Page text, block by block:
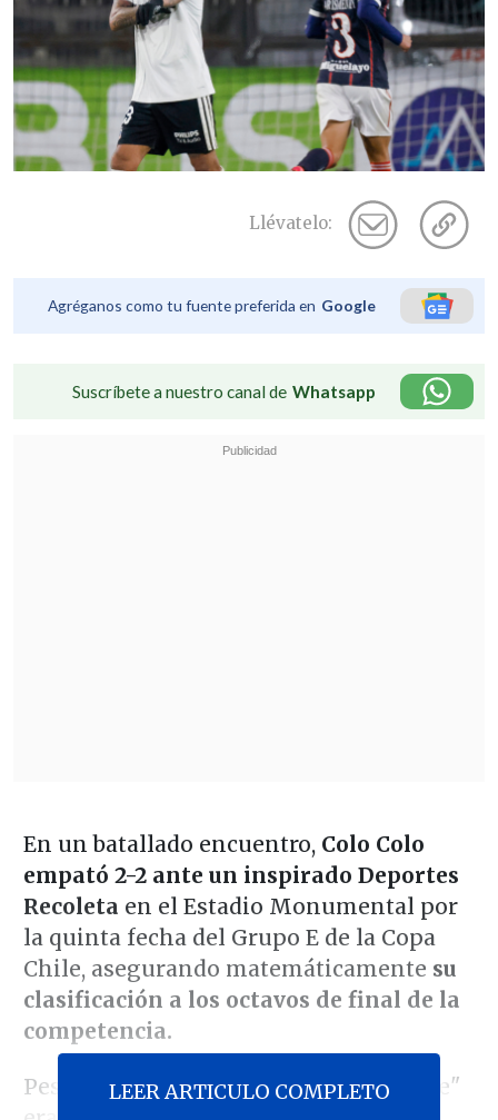
Llévatelo:
Agréganos como tu fuente preferida en Google
Suscríbete a nuestro canal de Whatsapp
En un batallado encuentro, Colo Colo
empató 2-2 ante un inspirado Deportes
Recoleta en el Estadio Monumental por
la quinta fecha del Grupo E de la Copa
Chile, asegurando matemáticamente su
clasificación a los octavos de final de la
competencia.
Pese a que las intenciones del "Cacique"
LEER ARTICULO COMPLETO